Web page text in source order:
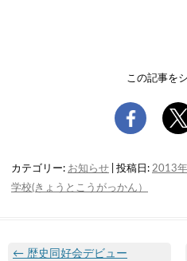
この記事を
カテゴリー: お知らせ | 投稿日: 2013
学校(きょうとこうがっかん）
← 歴史同好会デビュー